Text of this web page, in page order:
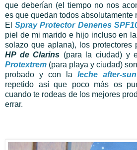
que deberían (el tiempo no nos
es que quedan todos absolutamente
ElSpray Protector Denenes
piel de mi marido e hijo incluso en
solazo que aplana), los protectores
HP de Clarins (para la ciudad) y
Protextrem (para playa y ciudad)
probado y con la leche after-
repetido así que poco más os
cuando te rodeas de los mejores
errar.